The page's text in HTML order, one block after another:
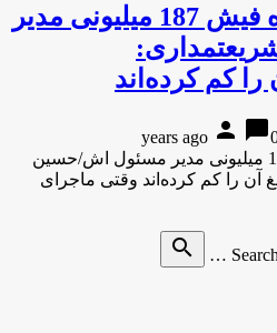
گزارش کیهان درباره فیش 187 میلیونی مدیر
کم کرده‌اند
person chat_bubble
گزارش کیهان درباره فیش 187 میلیونی مدیر مسئول اش/حسین
آن را کم کرده‌اند وقتی ماجرای
Search …
search